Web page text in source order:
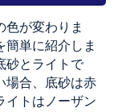
色が変わりま
単に紹介しま
砂とライトで
場合、底砂は赤
イトはノーザン